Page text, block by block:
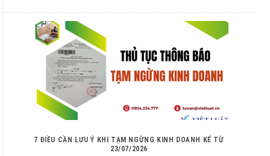
7 ĐIỀU CẦN LƯU Ý KHI TẠM NGỪNG KINH DOANH KỂ TỪ
23/07/2026